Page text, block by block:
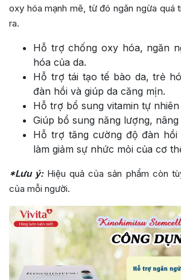
oxy hóa mạnh mẽ, từ đó ngăn ngừa quá
ra.
Hỗ trợ chống oxy hóa, ngăn
hóa của da.
Hỗ trợ tái tạo tế bào da, trẻ
đàn hồi và giúp da căng mịn.
Hỗ trợ bổ sung vitamin tự
Giúp bổ sung năng lượng,
Hỗ trợ tăng cường độ đàn hồi
làm giảm sự nhức mỏi của cơ
*Lưu ý:Hiệu quả của sản phẩm còn
của mỗi người.